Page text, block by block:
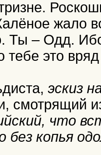
жало
Ты – Одд.
тебе это
эскиз
смотрящий
что
без копья